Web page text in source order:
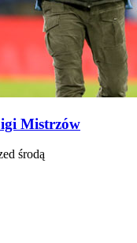
Mistrzów
środą